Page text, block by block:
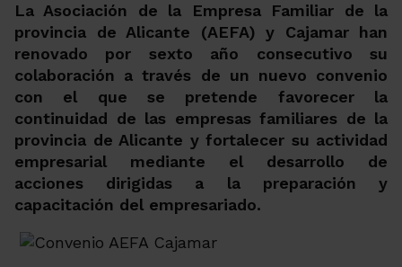
La Asociación de la Empresa Familiar de la
provincia de Alicante (AEFA) y Cajamar han
renovado por sexto año consecutivo su
colaboración a través de un nuevo convenio
con el que se pretende favorecer la
continuidad de las empresas familiares de la
provincia de Alicante y fortalecer su actividad
empresarial mediante el desarrollo de
acciones dirigidas a la preparación y
capacitación del empresariado.